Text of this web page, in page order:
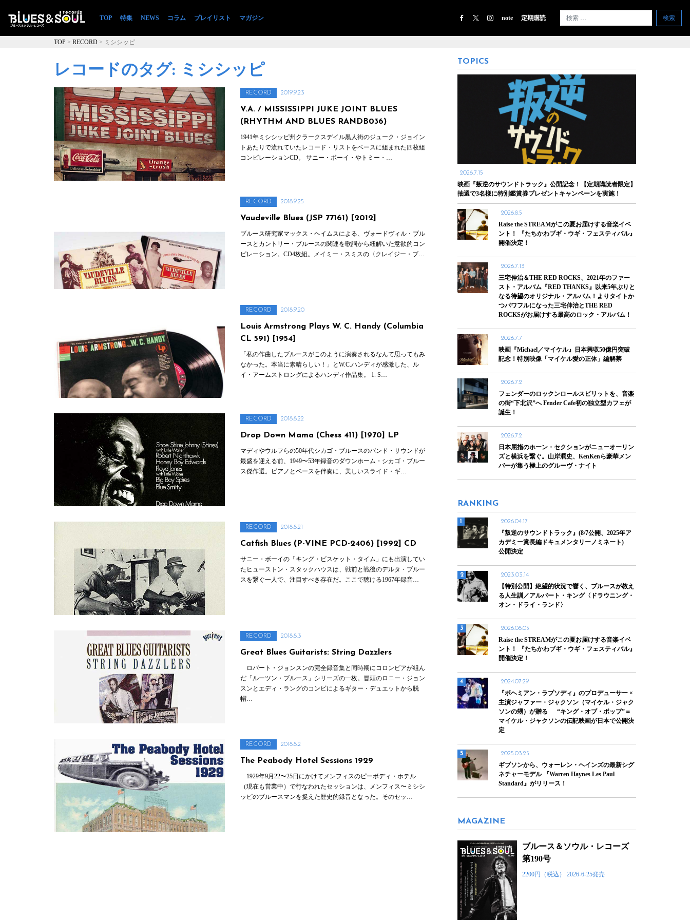
TOP (現位置)
特集 NEWS コラム プレイリスト マガジン note 定期購読 検索
TOP > RECORD > ミシシッピ
レコードのタグ: ミシシッピ
RECORD 2019.9.23
V.A. / MISSISSIPPI JUKE JOINT BLUES
(RHYTHM AND BLUES RANDB036)
1941年ミシシッピ州クラークスデイル黒人街のジューク・ジョイン
トあたりで流れていたレコード・リストをベースに組まれた四枚組
コンピレーションCD。 サニー・ボーイ・やトミー・…
RECORD 2018.9.25
Vaudeville Blues (JSP 77161) [2012]
ブルース研究家マックス・ヘイムスによる、ヴォードヴィル・ブル
ースとカントリー・ブルースの関連を歌詞から紐解いた意欲的コン
ピレーション。CD4枚組。メイミー・スミスの〈クレイジー・ブ…
RECORD 2018.9.20
Louis Armstrong Plays W. C. Handy (Columbia
CL 591) [1954]
「私の作曲したブルースがこのように演奏されるなんて思ってもみ
なかった。本当に素晴らしい！」とW.C.ハンディが感激した、ル
イ・アームストロングによるハンディ作品集。 1. S…
RECORD 2018.8.22
Drop Down Mama (Chess 411) [1970] LP
マディやウルフらの50年代シカゴ・ブルースのバンド・サウンドが
最盛を迎える前、1949〜53年録音のダウンホーム・シカゴ・ブルー
ス傑作選。ピアノとベースを伴奏に、美しいスライド・ギ…
RECORD 2018.8.21
Catfish Blues (P-VINE PCD-2406) [1992] CD
サニー・ボーイの「キング・ビスケット・タイム」にも出演してい
たヒューストン・スタックハウスは、戦前と戦後のデルタ・ブルー
スを繋ぐ一人で、注目すべき存在だ。ここで聴ける1967年録音…
RECORD 2018.8.3
Great Blues Guitarists: String Dazzlers
ロバート・ジョンスンの完全録音集と同時期にコロンビアが組ん
だ「ルーツン・ブルース」シリーズの一枚。冒頭のロニー・ジョン
スンとエディ・ラングのコンビによるギター・デュエットから脱
帽…
RECORD 2018.8.2
The Peabody Hotel Sessions 1929
1929年9月22〜25日にかけてメンフィスのピーボディ・ホテル
（現在も営業中）で行なわれたセッションは、メンフィス〜ミシシ
ッピのブルースマンを捉えた歴史的録音となった。そのセッ…
TOPICS
2026.7.15
映画『叛逆のサウンドトラック』公開記念！【定期購読者限定】
抽選で3名様に特別鑑賞券プレゼントキャンペーンを実施！
2026.8.5
Raise the STREAMがこの夏お届けする音楽イベ
ント！ 『たちかわブギ・ウギ・フェスティバル』
開催決定！
2026.7.13
三宅伸治＆THE RED ROCKS、2021年のファー
スト・アルバム『RED THANKS』以来5年ぶりと
なる待望のオリジナル・アルバム！よりタイトか
つパワフルになった三宅伸治とTHE RED
ROCKSがお届けする最高のロック・アルバム！
2026.7.7
映画『Michael／マイケル』日本興収50億円突破
記念！特別映像「マイケル愛の正体」編解禁
2026.7.2
フェンダーのロックンロールスピリットを、音楽
の街“下北沢”へ Fender Cafe初の独立型カフェが
誕生！
2026.7.2
日本屈指のホーン・セクションがニューオーリン
ズと横浜を繋ぐ。山岸潤史、KenKenら豪華メン
バーが集う極上のグルーヴ・ナイト
RANKING
2026.04.17
『叛逆のサウンドトラック』(8/7公開、2025年ア
カデミー賞長編ドキュメンタリーノミネート)
公開決定
2023.03.14
【特別公開】絶望的状況で響く、ブルースが教え
る人生訓／アルバート・キング〈ドラウニング・
オン・ドライ・ランド〉
2026.08.05
Raise the STREAMがこの夏お届けする音楽イベ
ント！ 『たちかわブギ・ウギ・フェスティバル』
開催決定！
2024.07.29
『ボヘミアン・ラプソディ』のプロデューサー ×
主演ジャファー・ジャクソン（マイケル・ジャク
ソンの甥）が贈る “キング・オブ・ポップ”＝
マイケル・ジャクソンの伝記映画が日本で公開決
定
2025.03.25
ギブソンから、ウォーレン・ヘインズの最新シグ
ネチャーモデル 『Warren Haynes Les Paul
Standard』がリリース！
MAGAZINE
ブルース＆ソウル・レコーズ
第190号
2200円（税込） 2026-6-25発売